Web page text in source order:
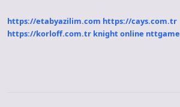
Atılır
https://etabyazilim.com https://cays.com.tr
https://korloff.com.tr knight online nttgame